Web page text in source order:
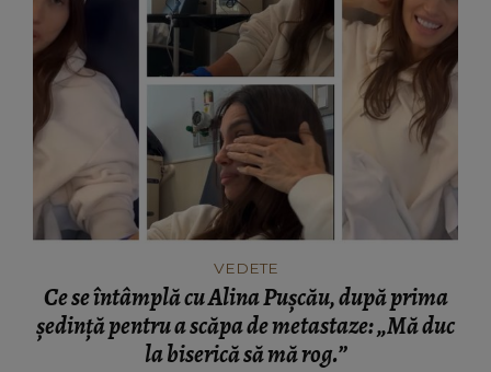
VEDETE
Ce se întâmplă cu Alina Pușcău, după prima
ședință pentru a scăpa de metastaze: „Mă duc
la biserică să mă rog.”